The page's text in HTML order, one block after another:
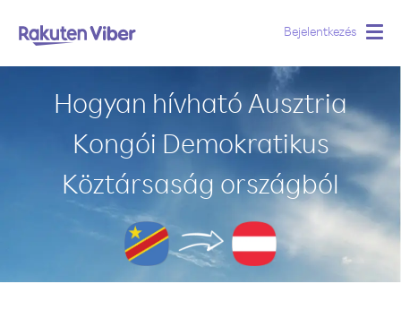
Bejelentkezés
Hogyan hívható Ausztria
Kongói Demokratikus
Köztársaság országból